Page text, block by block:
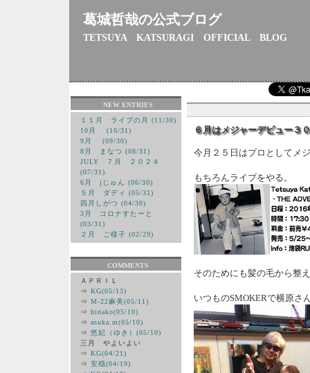
葛城哲哉の公式ブログ
TETSUYA KATSURAGI OFFICIAL BLOG
NEW ENTRIES
１１月 ライブの月 (11/30)
10月 (10/31)
9月 (09/30)
8月 まなつ (08/31)
JULY ７月 ２０２４
(07/31)
6月 jじゅん (06/30)
５月 ダディ (05/31)
四月しがつ (04/30)
3月 コロナすたーと
(03/31)
２月 ご様子 (02/29)
COMMENTS
ＡＰＲＩＬ
⇒ KG(05/13)
⇒ M-22麻美(05/11)
⇒ hinako(05/10)
⇒ asuka.m(05/10)
⇒ 悠妃（ゆき）(05/10)
三月 やよいよい
⇒ KG(04/21)
⇒ 安穏(04/19)
６月はメジャーデビュー３
今月２５日はプロとしてメ
もちろんライブをやる。
そのためにも髪の毛から整
いつものSMOKERで横原さ